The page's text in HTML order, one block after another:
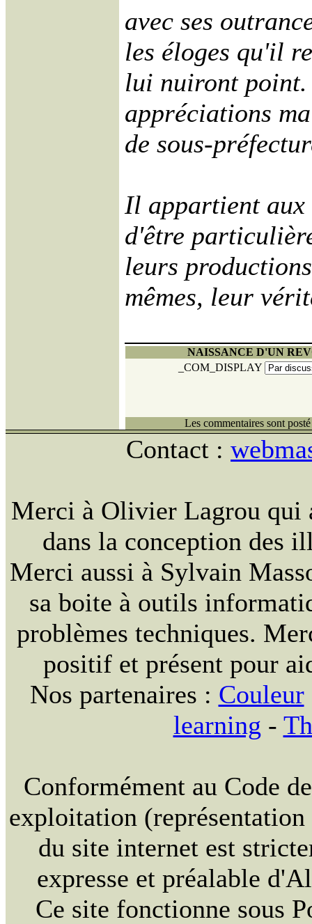
avec ses
les éloges qu'il
lui nuiront point.
appréciations
de sous-
Il appartient aux
d'être
leurs
mêmes, leur
NAISSANCE D'UN
_COM_DISPLAY
Les commentaires sont
Contact :
Merci à Olivier Lagrou qui
dans la conception des
Merci aussi à Sylvain
sa boite à outils
problèmes techniques.
positif et présent pour
Nos partenaires : Couleur
learning -
Conformément au Code
exploitation
du site internet est
expresse et préalable
Ce site fonctionne sous